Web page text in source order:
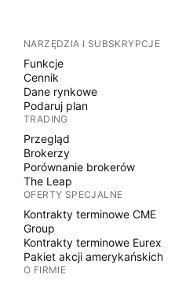
NARZĘDZIA I SUBSKRYPCJE
Funkcje
Cennik
Dane rynkowe
Podaruj plan
TRADING
Przegląd
Brokerzy
Porównanie brokerów
The Leap
OFERTY SPECJALNE
Kontrakty terminowe CME
Group
Kontrakty terminowe Eurex
Pakiet akcji amerykańskich
O FIRMIE